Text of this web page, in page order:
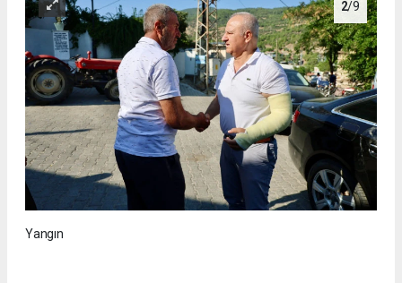
2/9
Yangın